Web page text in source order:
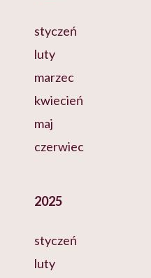
styczeń
luty
marzec
kwiecień
maj
czerwiec
2025
styczeń
luty